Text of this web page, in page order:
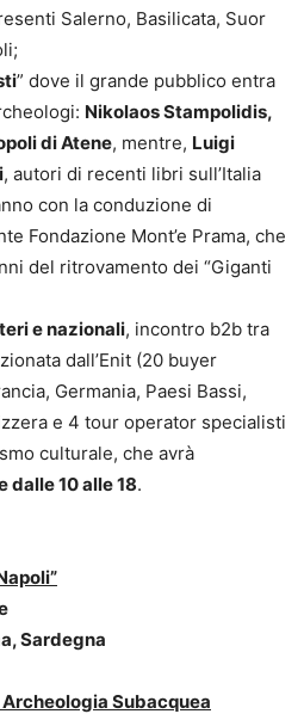
Salerno, Basilicata, Suor
” dove il grande pubblico entra
Nikolaos Stampolidis,
di Atene, mentre, Luigi
, autori di recenti libri sull’Italia
con la conduzione di
Fondazione Mont’e Prama, che
del ritrovamento dei “Giganti
e nazionali, incontro b2b tra
dall’Enit (20 buyer
Germania, Paesi Bassi,
e 4 tour operator specialisti
culturale, che avrà
dalle 10 alle 18.
Sardegna
Subacquea